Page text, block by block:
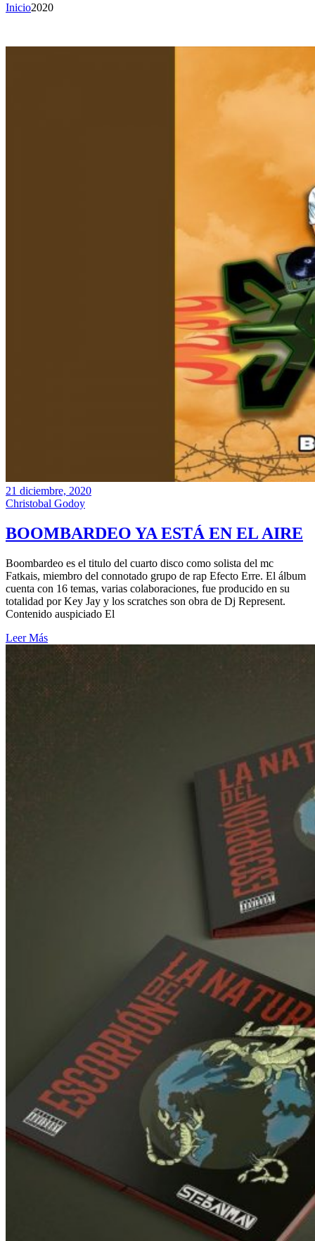
Inicio2020
21 diciembre, 2020
Christobal Godoy
BOOMBARDEO YA ESTÁ EN EL AIRE
Boombardeo es el titulo del cuarto disco como solista del mc
Fatkais, miembro del connotado grupo de rap Efecto Erre. El álbum
cuenta con 16 temas, varias colaboraciones, fue producido en su
totalidad por Key Jay y los scratches son obra de Dj Represent.
Contenido auspiciado El
Leer Más